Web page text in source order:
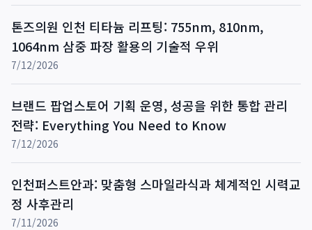
톤즈의원 인천 티타늄 리프팅: 755nm, 810nm,
1064nm 삼중 파장 활용의 기술적 우위
7/12/2026
브랜드 팝업스토어 기획 운영, 성공을 위한 통합 관리
전략: Everything You Need to Know
7/12/2026
인천퍼스트안과: 맞춤형 스마일라식과 체계적인 시력교
정 사후관리
7/11/2026